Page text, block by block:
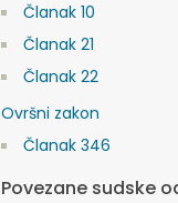
Članak 10
Članak 21
Članak 22
Ovršni zakon
Članak 346
Povezane sudske